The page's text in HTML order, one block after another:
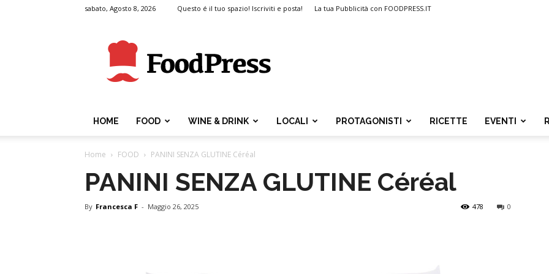
sabato, Agosto 8, 2026 Questo é il tuo spazio! Iscriviti e posta! La tua Pubblicità con FOODPRESS.IT
FoodPress
HOME FOOD WINE & DRINK LOCALI PROTAGONISTI RICETTE EVENTI
Home FOOD PANINI SENZA GLUTINE Céréal
PANINI SENZA GLUTINE Céréal
By Francesca F - Maggio 26, 2025 0
478